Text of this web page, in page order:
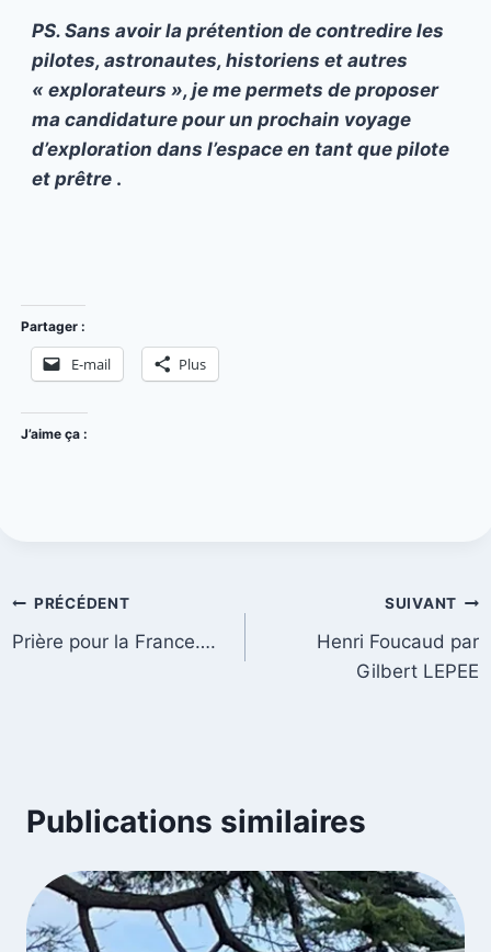
PS. Sans avoir la prétention de contredire les
pilotes, astronautes, historiens et autres
« explorateurs », je me permets de proposer
ma candidature pour un prochain voyage
d’exploration dans l’espace en tant que pilote
et prêtre.
Partager :
E-mail Plus
J’aime ça :
PRÉCÉDENT
Prière pour la France….
SUIVANT
Henri Foucaud par
Gilbert LEPEE
Publications similaires